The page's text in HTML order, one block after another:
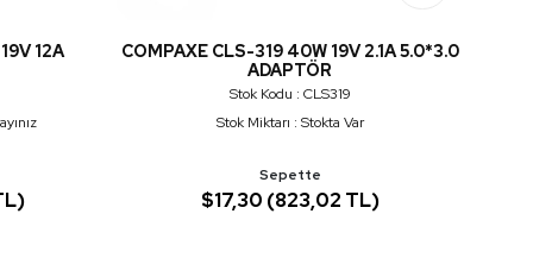
12A
COMPAXE CLS-319 40W 19V 2.1A 5.0*3.0
ADAPTÖR
Stok Kodu : CLS319
Stok Miktarı : Stokta Var
Sepette
$17,30 (823,02 TL)